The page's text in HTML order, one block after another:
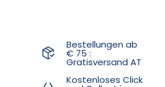
Bestellungen ab
€ 75 :
Gratisversand AT
Kostenloses Click